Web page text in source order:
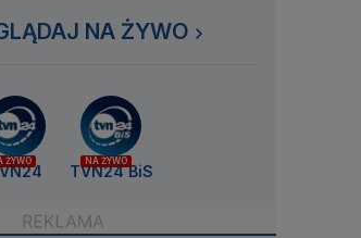
NA ŻYWO
ŻYWO NA ŻYWO
TVN24 BiS